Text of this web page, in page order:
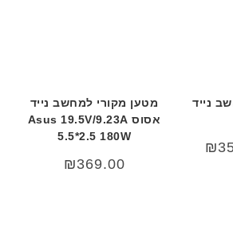
נייד
₪
מטען מקורי למחשב נייד
אסוס Asus 19.5V/9.23A
5.5*2.5 180W
₪369.00